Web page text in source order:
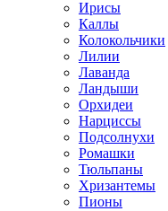
Ирисы
Каллы
Колокольчики
Лилии
Лаванда
Ландыши
Орхидеи
Нарциссы
Подсолнухи
Ромашки
Тюльпаны
Хризантемы
Пионы